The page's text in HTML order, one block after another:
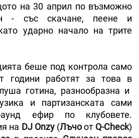
на 30 април по възможно
- със скачане, пеене и
ударно начало на трите
беше под контрола само
години работят за това в
готина, разнообразна и
и партизанската сами
ефир по клубовете.
на DJ Onzy(Лъчоот Q-Check)